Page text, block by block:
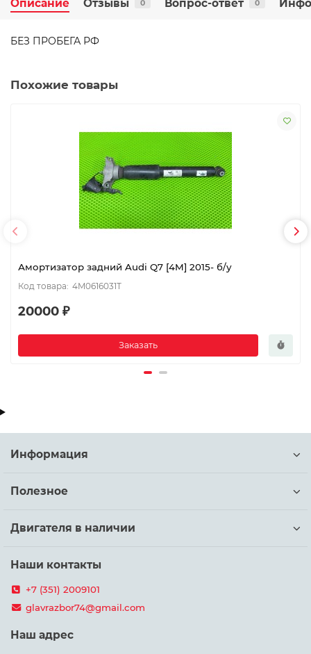
Описание Отзывы 0 Вопрос-ответ 0
БЕЗ ПРОБЕГА РФ
Похожие товары
Амортизатор задний Audi Q7 [4M] 2015- б/у
4M0616031T
20000 ₽
Заказать
Информация
Полезное
Двигателя в наличии
Наши контакты
+7 (351) 2009101
glavrazbor74@gmail.com
Наш адрес